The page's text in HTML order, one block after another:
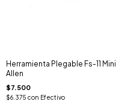
Herramienta Plegable Fs-11 Mini
Allen
$7.500
$6.375 con Efectivo